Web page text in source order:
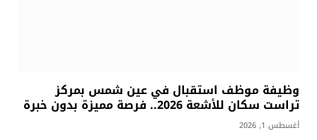
وظيفة موظف استقبال في عين شمس بمركز
تراست سكان للأشعة 2026.. فرصة مميزة بدون خبرة
أغسطس 1, 2026